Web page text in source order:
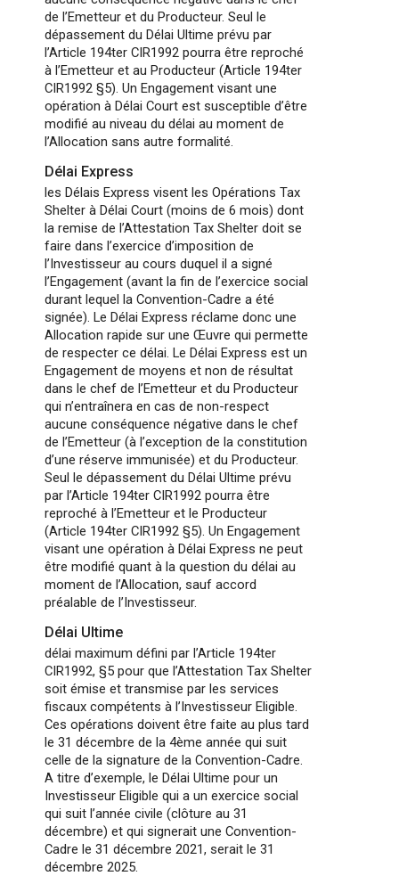
de l’Emetteur et du Producteur. Seul le
dépassement du Délai Ultime prévu par
l’Article 194ter CIR1992 pourra être reproché
à l’Emetteur et au Producteur (Article 194ter
CIR1992 §5). Un Engagement visant une
opération à Délai Court est susceptible d’être
modifié au niveau du délai au moment de
l’Allocation sans autre formalité.
Délai Express
les Délais Express visent les Opérations Tax
Shelter à Délai Court (moins de 6 mois) dont
la remise de l’Attestation Tax Shelter doit se
faire dans l’exercice d’imposition de
l’Investisseur au cours duquel il a signé
l’Engagement (avant la fin de l’exercice social
durant lequel la Convention-Cadre a été
signée). Le Délai Express réclame donc une
Allocation rapide sur une Œuvre qui permette
de respecter ce délai. Le Délai Express est un
Engagement de moyens et non de résultat
dans le chef de l’Emetteur et du Producteur
qui n’entraînera en cas de non-respect
aucune conséquence négative dans le chef
de l’Emetteur (à l’exception de la constitution
d’une réserve immunisée) et du Producteur.
Seul le dépassement du Délai Ultime prévu
par l’Article 194ter CIR1992 pourra être
reproché à l’Emetteur et le Producteur
(Article 194ter CIR1992 §5). Un Engagement
visant une opération à Délai Express ne peut
être modifié quant à la question du délai au
moment de l’Allocation, sauf accord
préalable de l’Investisseur.
Délai Ultime
délai maximum défini par l’Article 194ter
CIR1992, §5 pour que l’Attestation Tax Shelter
soit émise et transmise par les services
fiscaux compétents à l’Investisseur Eligible.
Ces opérations doivent être faite au plus tard
le 31 décembre de la 4ème année qui suit
celle de la signature de la Convention-Cadre.
A titre d’exemple, le Délai Ultime pour un
Investisseur Eligible qui a un exercice social
qui suit l’année civile (clôture au 31
décembre) et qui signerait une Convention-
Cadre le 31 décembre 2021, serait le 31
décembre 2025.